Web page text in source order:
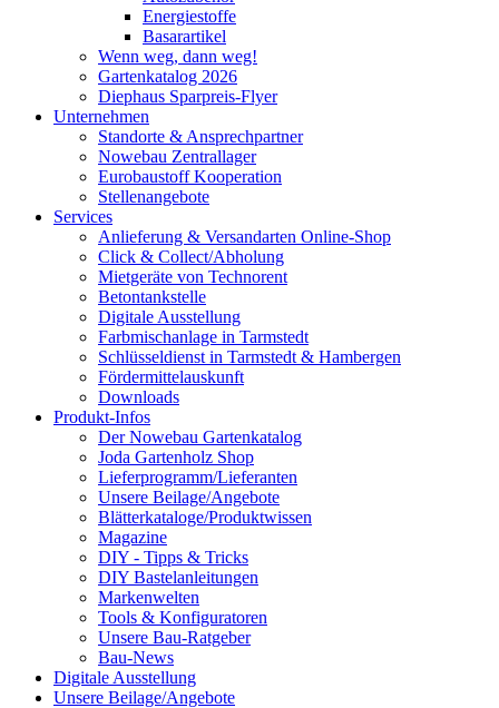
Energiestoffe
Basarartikel
Wenn weg, dann weg!
Gartenkatalog 2026
Diephaus Sparpreis-Flyer
Unternehmen
Standorte & Ansprechpartner
Nowebau Zentrallager
Eurobaustoff Kooperation
Stellenangebote
Services
Anlieferung & Versandarten Online-Shop
Click & Collect/Abholung
Mietgeräte von Technorent
Betontankstelle
Digitale Ausstellung
Farbmischanlage in Tarmstedt
Schlüsseldienst in Tarmstedt & Hambergen
Fördermittelauskunft
Downloads
Produkt-Infos
Der Nowebau Gartenkatalog
Joda Gartenholz Shop
Lieferprogramm/Lieferanten
Unsere Beilage/Angebote
Blätterkataloge/Produktwissen
Magazine
DIY - Tipps & Tricks
DIY Bastelanleitungen
Markenwelten
Tools & Konfiguratoren
Unsere Bau-Ratgeber
Bau-News
Digitale Ausstellung
Unsere Beilage/Angebote